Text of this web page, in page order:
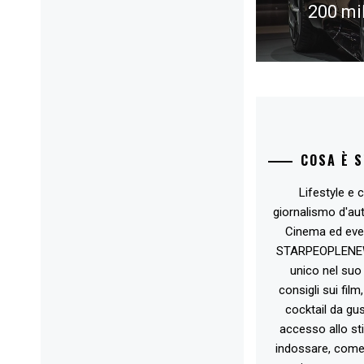
Next
post:
200
COSA È
Lifestyle e
giornalismo
Cinema ed
unico nel suo
consigli sui
cocktail da
accesso allo
indossare,